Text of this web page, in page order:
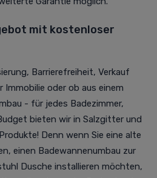
mit kostenloser
Barrierefreiheit, Verkauf
Immobilie oder ob aus einem
- für jedes Badezimmer,
bieten wir in Salzgitter und
Denn wenn Sie eine alte
einen Badewannenumbau zur
Dusche installieren möchten,